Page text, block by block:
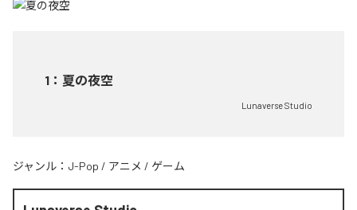
1 ： 夏の夜空
Lunaverse Studio
ジャンル： J-Pop / アニメ / ゲーム